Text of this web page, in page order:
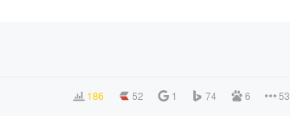
186 52 1 74 6 53